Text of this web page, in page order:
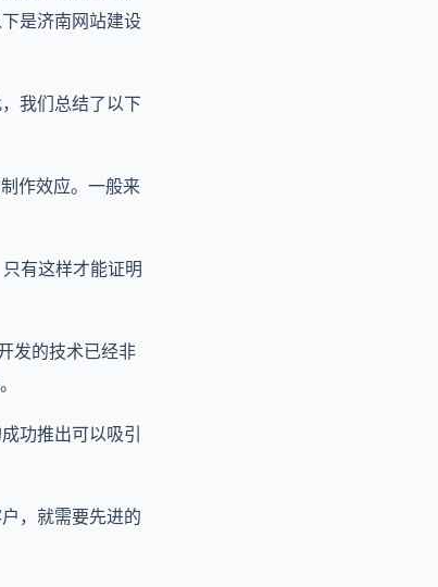
是济南网站建设
我们总结了以下
作效应。一般来
有这样才能证明
发的技术已经非
功推出可以吸引
，就需要先进的